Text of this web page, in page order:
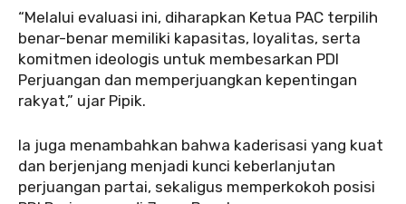
“Melalui evaluasi ini, diharapkan Ketua PAC terpilih
benar-benar memiliki kapasitas, loyalitas, serta
komitmen ideologis untuk membesarkan PDI
Perjuangan dan memperjuangkan kepentingan
rakyat,” ujar Pipik.
Ia juga menambahkan bahwa kaderisasi yang kuat
dan berjenjang menjadi kunci keberlanjutan
perjuangan partai, sekaligus memperkokoh posisi